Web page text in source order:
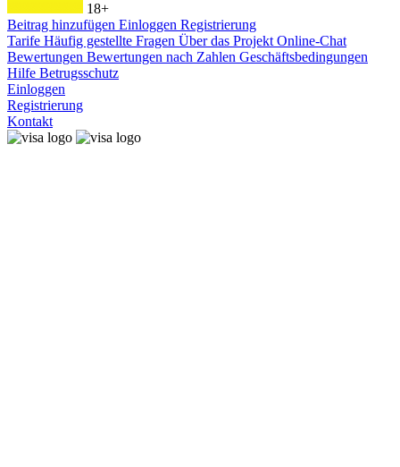
18+
Beitrag hinzufügen Einloggen Registrierung
Tarife Häufig gestellte Fragen Über das Projekt Online-Chat
Bewertungen Bewertungen nach Zahlen Geschäftsbedingungen
Hilfe Betrugsschutz
Einloggen
Registrierung
Kontakt